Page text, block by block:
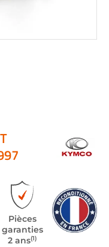
Pièces
garanties
2 ans(1)